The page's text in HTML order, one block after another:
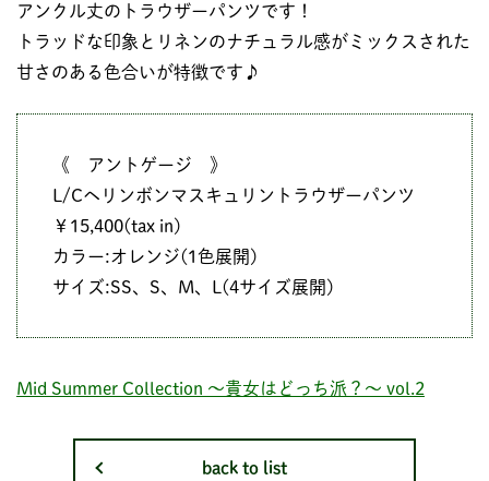
アンクル丈のトラウザーパンツです！
トラッドな印象とリネンのナチュラル感がミックスされた
甘さのある色合いが特徴です♪
《 アントゲージ 》
L/Cヘリンボンマスキュリントラウザーパンツ
￥15,400(tax in)
カラー:オレンジ(1色展開)
サイズ:SS、S、M、L(4サイズ展開)
Mid Summer Collection ～貴女はどっち派？～ vol.2
back to list